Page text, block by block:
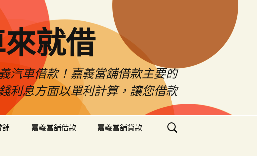
就借
汽車借款！嘉義當舖借款主要的
利息方面以單利計算，讓您借款
舖 嘉義當舖借款 嘉義當舖貸款
搜
尋